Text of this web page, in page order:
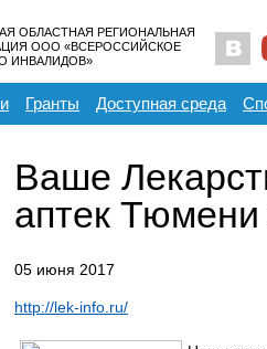
ОБЛАСТНАЯ РЕГИОНАЛЬНАЯ
ООО «ВСЕРОССИЙСКОЕ
ИНВАЛИДОВ»
Гранты Доступная среда
Ваше
аптек Тюмени
05 июня 2017
http://lek-info.ru/